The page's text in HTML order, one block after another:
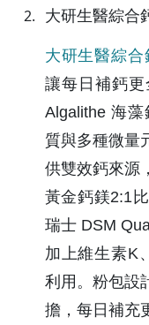
大研生醫綜合
大研生醫綜
讓每日補鈣
Algalithe 海
質與多種微量
供雙效鈣來源
黃金鈣鎂2:1
瑞士 DSM
加上維生素K
利用。粉包設
擔，每日補充